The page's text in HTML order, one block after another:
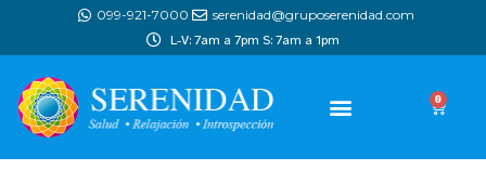
099-921-7000 serenidad@gruposerenidad.com
L-V: 7am a 7pm S: 7am a 1pm
0